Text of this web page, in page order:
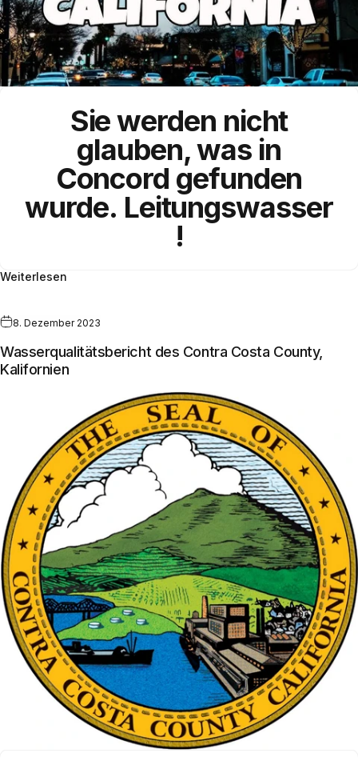
Sie werden nicht
glauben, was in
Concord gefunden
wurde. Leitungswasser
!
Weiterlesen
8. Dezember 2023
Wasserqualitätsbericht des Contra Costa County,
Kalifornien